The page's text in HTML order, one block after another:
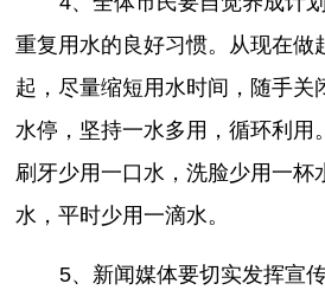
重复用水的良好习惯。从现在做
起，尽量缩短用水时间，随手关
水停，坚持一水多用，循环利用
刷牙少用一口水，洗脸少用一杯
水，平时少用一滴水。
5、新闻媒体要切实发挥宣